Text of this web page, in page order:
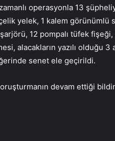
operasyonla 13
yelek, 1 kalem görünümlü
12 pompalı tüfek
alacakların yazılı olduğu
senet ele geçirildi.
devam ettiği